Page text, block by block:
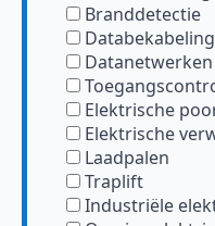
Branddetectie
Databekabeling
Datanetwerken
Elektrische
Elektrische
Laadpalen
Traplift
Industriële